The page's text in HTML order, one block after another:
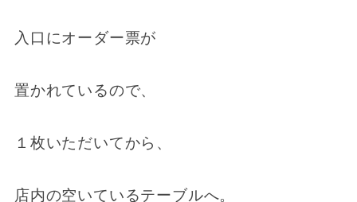
入口にオーダー票が
置かれているので、
１枚いただいてから、
店内の空いているテーブルへ。